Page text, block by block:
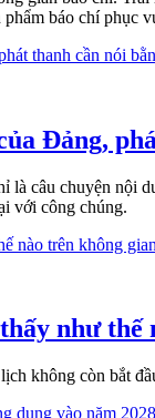
báo chí phục
Đảng,
câu chuyện nội
với công chúng.
như thế
không còn bắt